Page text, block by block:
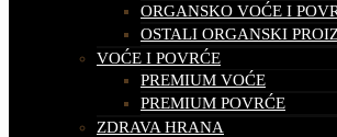
ORGANSKO VOĆE I
OSTALI ORGANSKI
VOĆE I POVRĆE
PREMIUM VOĆE
PREMIUM POVRĆE
ZDRAVA HRANA